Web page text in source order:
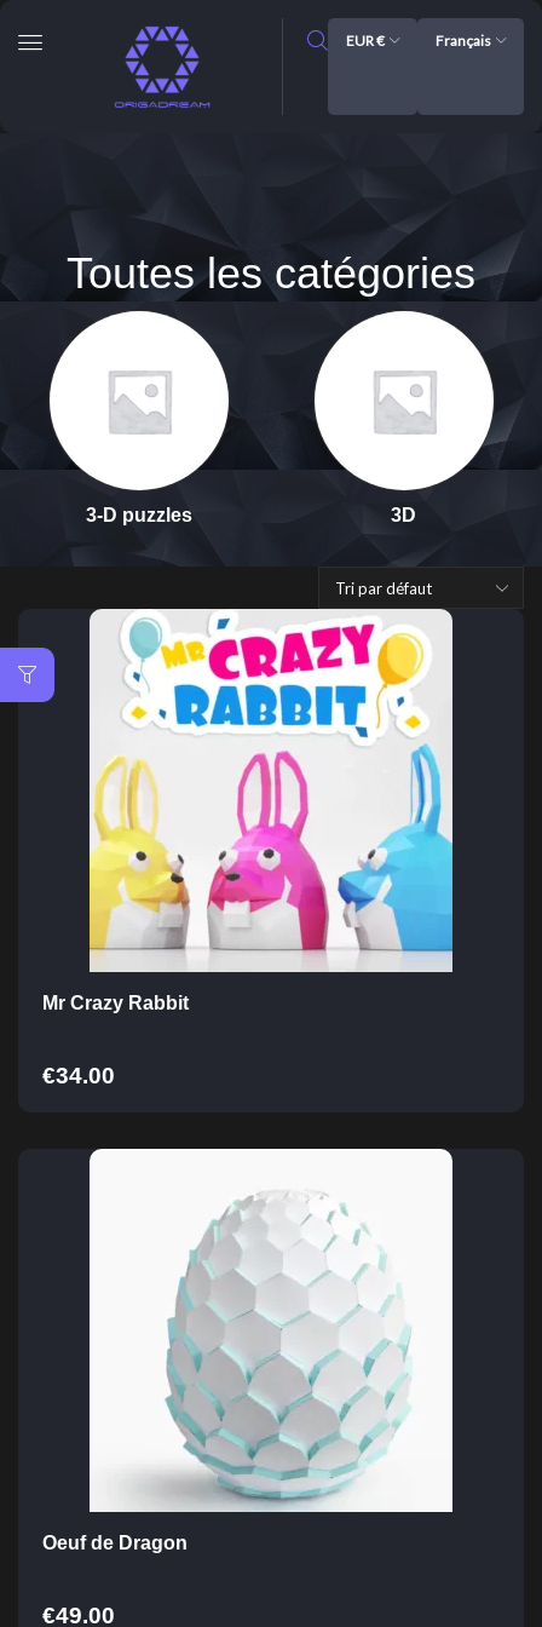
EUR € Français
Toutes les catégories
3-D puzzles 3D
Mr Crazy Rabbit
€34.00
Oeuf de Dragon
€49.00